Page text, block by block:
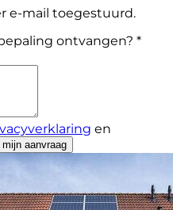
e-mail toegestuurd.
ontvangen? *
en
aanvraag